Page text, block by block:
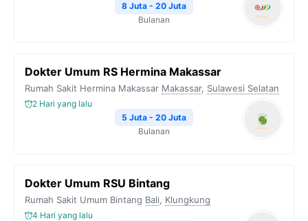
8 Juta - 20 Juta
Bulanan
Dokter Umum RS Hermina Makassar
Rumah Sakit Hermina Makassar Makassar, Sulawesi Selatan
2 Hari yang lalu
5 Juta - 20 Juta
Bulanan
Dokter Umum RSU Bintang
Rumah Sakit Umum Bintang Bali, Klungkung
4 Hari yang lalu